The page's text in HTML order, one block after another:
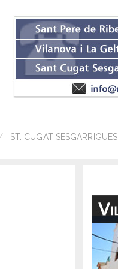
ST. CUGAT SESGARRIGUES